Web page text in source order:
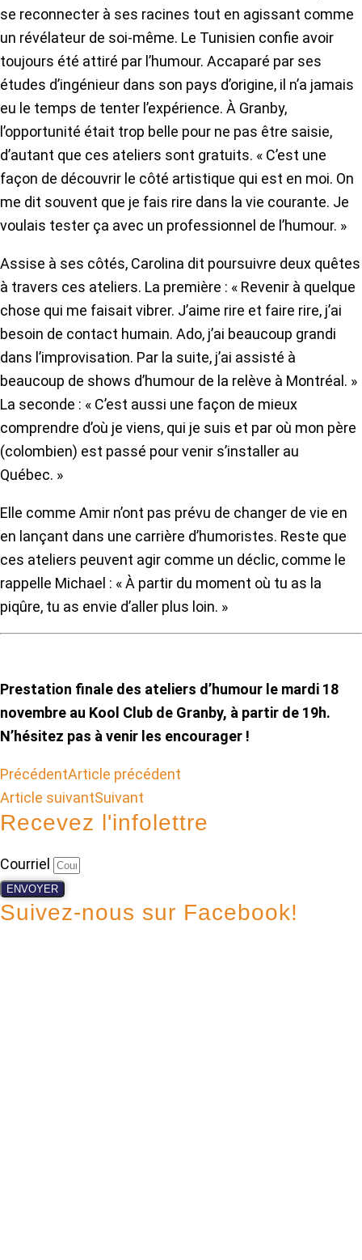
se reconnecter à ses racines tout en agissant comme
un révélateur de soi-même. Le Tunisien confie avoir
toujours été attiré par l’humour. Accaparé par ses
études d’ingénieur dans son pays d’origine, il n’a jamais
eu le temps de tenter l’expérience. À Granby,
l’opportunité était trop belle pour ne pas être saisie,
d’autant que ces ateliers sont gratuits. « C’est une
façon de découvrir le côté artistique qui est en moi. On
me dit souvent que je fais rire dans la vie courante. Je
voulais tester ça avec un professionnel de l’humour. »
Assise à ses côtés, Carolina dit poursuivre deux quêtes
à travers ces ateliers. La première : « Revenir à quelque
chose qui me faisait vibrer. J’aime rire et faire rire, j’ai
besoin de contact humain. Ado, j’ai beaucoup grandi
dans l’improvisation. Par la suite, j’ai assisté à
beaucoup de shows d’humour de la relève à Montréal. »
La seconde : « C’est aussi une façon de mieux
comprendre d’où je viens, qui je suis et par où mon père
(colombien) est passé pour venir s’installer au
Québec. »
Elle comme Amir n’ont pas prévu de changer de vie en
en lançant dans une carrière d’humoristes. Reste que
ces ateliers peuvent agir comme un déclic, comme le
rappelle Michael : « À partir du moment où tu as la
piqûre, tu as envie d’aller plus loin. »
Prestation finale des ateliers d’humour le mardi 18
novembre au Kool Club de Granby, à partir de 19h.
N’hésitez pas à venir les encourager !
PrécédentArticle précédent
Article suivantSuivant
Recevez l'infolettre
Courriel
ENVOYER
Suivez-nous sur Facebook!